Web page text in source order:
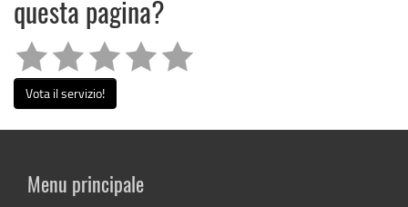
questa pagina?
Vota il servizio!
Menu principale